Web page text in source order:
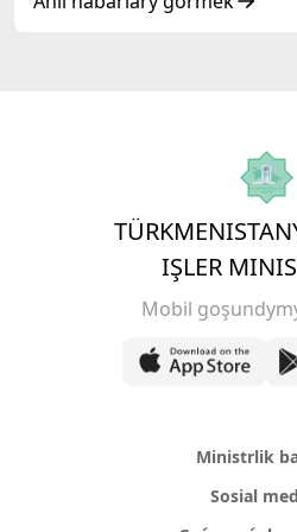
IŞLER
Mobil
Ministrlik
Sosial